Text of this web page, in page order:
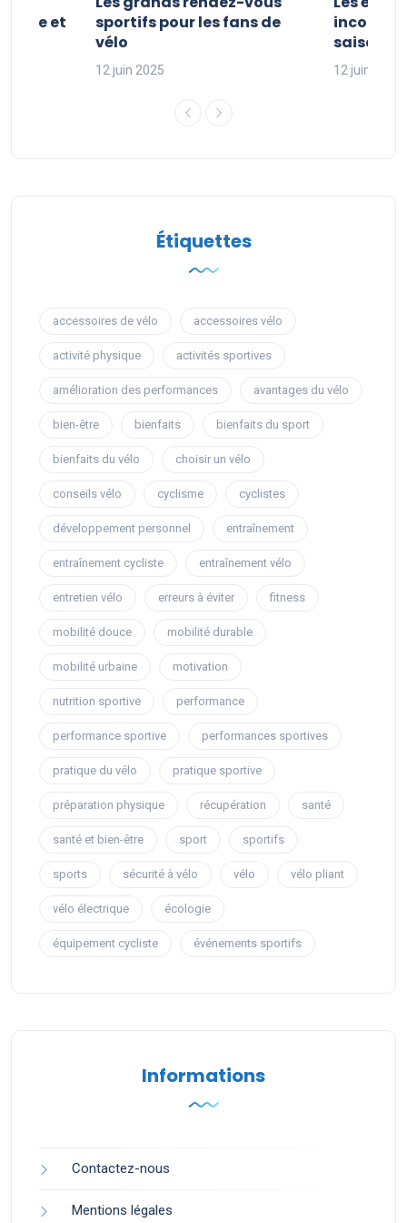
et
sportifs pour les fans de
vélo
12 juin 2025
saison
12 juin 2025
Étiquettes
accessoires de vélo accessoires vélo
activité physique activités sportives
amélioration des performances avantages du vélo
bien-être bienfaits bienfaits du sport
bienfaits du vélo choisir un vélo
conseils vélo cyclisme cyclistes
développement personnel entraînement
entraînement cycliste entraînement vélo
entretien vélo erreurs à éviter fitness
mobilité douce mobilité durable
mobilité urbaine motivation
nutrition sportive performance
performance sportive performances sportives
pratique du vélo pratique sportive
préparation physique récupération santé
santé et bien-être sport sportifs
sports sécurité à vélo vélo vélo pliant
vélo électrique écologie
équipement cycliste événements sportifs
Informations
Contactez-nous
Mentions légales